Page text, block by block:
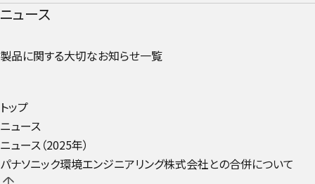
ニュース
製品に関する大切なお知らせ一覧
トップ
ニュース
ニュース（2025年）
パナソニック環境エンジニアリング株式会社との合併について